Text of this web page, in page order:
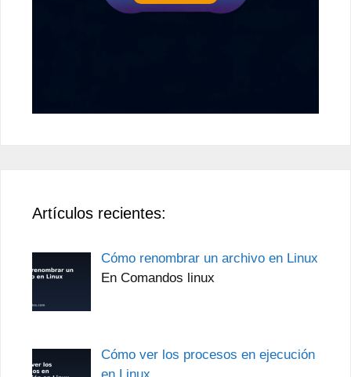
Artículos recientes:
Cómo renombrar un archivo en Linux
En Comandos linux
Cómo ver los procesos en ejecución